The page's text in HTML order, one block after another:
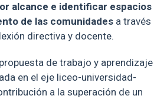
alcance e identificar espacios
de las comunidades a través
directiva y docente.
de trabajo y aprendizaje
en el eje liceo-universidad-
a la superación de un